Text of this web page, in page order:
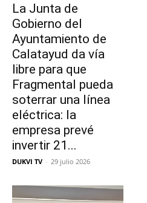
La Junta de
Gobierno del
Ayuntamiento de
Calatayud da vía
libre para que
Fragmental pueda
soterrar una línea
eléctrica: la
empresa prevé
invertir 21...
DUKVI TV - 29 julio 2026